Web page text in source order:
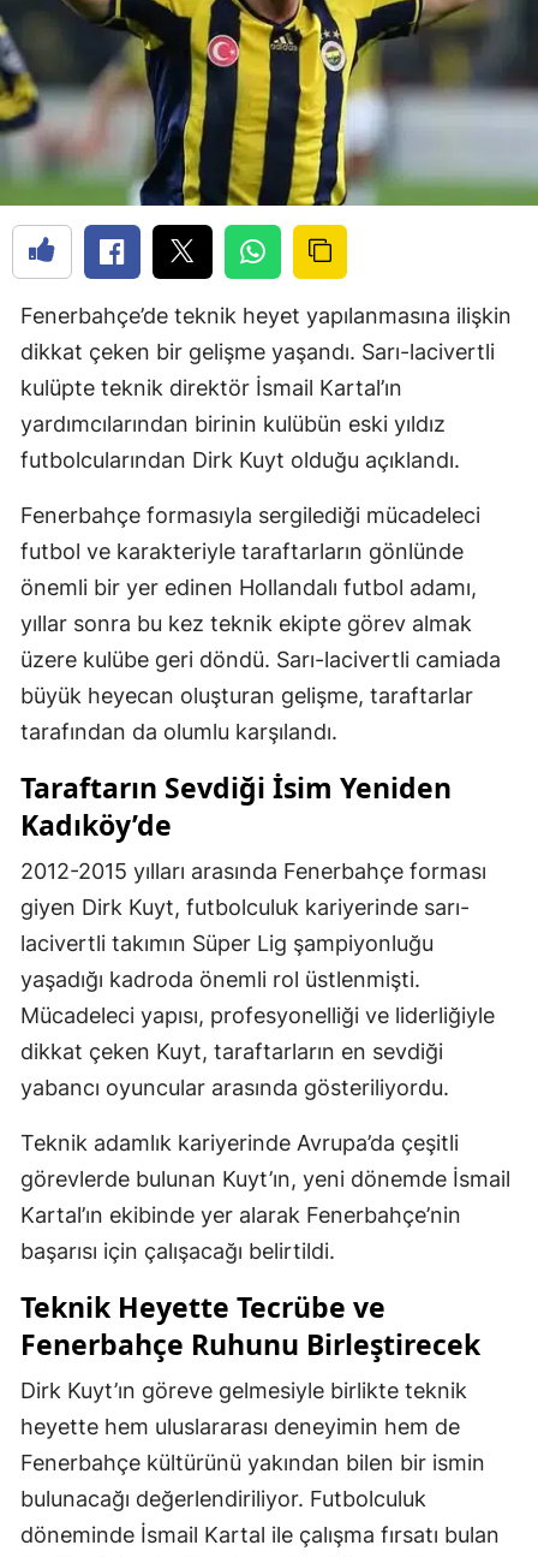
Fenerbahçe’de teknik heyet yapılanmasına ilişkin
dikkat çeken bir gelişme yaşandı. Sarı-lacivertli
kulüpte teknik direktör İsmail Kartal’ın
yardımcılarından birinin kulübün eski yıldız
futbolcularından Dirk Kuyt olduğu açıklandı.
Fenerbahçe formasıyla sergilediği mücadeleci
futbol ve karakteriyle taraftarların gönlünde
önemli bir yer edinen Hollandalı futbol adamı,
yıllar sonra bu kez teknik ekipte görev almak
üzere kulübe geri döndü. Sarı-lacivertli camiada
büyük heyecan oluşturan gelişme, taraftarlar
tarafından da olumlu karşılandı.
Taraftarın Sevdiği İsim Yeniden
Kadıköy’de
2012-2015 yılları arasında Fenerbahçe forması
giyen Dirk Kuyt, futbolculuk kariyerinde sarı-
lacivertli takımın Süper Lig şampiyonluğu
yaşadığı kadroda önemli rol üstlenmişti.
Mücadeleci yapısı, profesyonelliği ve liderliğiyle
dikkat çeken Kuyt, taraftarların en sevdiği
yabancı oyuncular arasında gösteriliyordu.
Teknik adamlık kariyerinde Avrupa’da çeşitli
görevlerde bulunan Kuyt’ın, yeni dönemde İsmail
Kartal’ın ekibinde yer alarak Fenerbahçe’nin
başarısı için çalışacağı belirtildi.
Teknik Heyette Tecrübe ve
Fenerbahçe Ruhunu Birleştirecek
Dirk Kuyt’ın göreve gelmesiyle birlikte teknik
heyette hem uluslararası deneyimin hem de
Fenerbahçe kültürünü yakından bilen bir ismin
bulunacağı değerlendiriliyor. Futbolculuk
döneminde İsmail Kartal ile çalışma fırsatı bulan